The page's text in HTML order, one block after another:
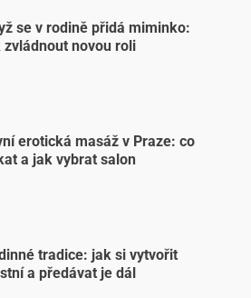
se v rodině přidá miminko:
zvládnout novou roli
erotická masáž v Praze: co
a jak vybrat salon
tradice: jak si vytvořit
a předávat je dál